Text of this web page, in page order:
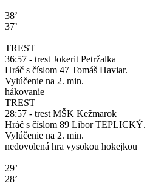
38’
37’
TREST
36:57 - trest Jokerit Petržalka
Hráč s číslom 47 Tomáš Haviar.
Vylúčenie na 2. min.
hákovanie
TREST
28:57 - trest MŠK Kežmarok
Hráč s číslom 89 Libor TEPLICKÝ.
Vylúčenie na 2. min.
nedovolená hra vysokou hokejkou
29’
28’